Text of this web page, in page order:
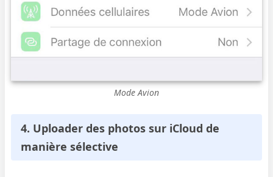
Mode Avion
4. Uploader des photos sur iCloud de
manière sélective